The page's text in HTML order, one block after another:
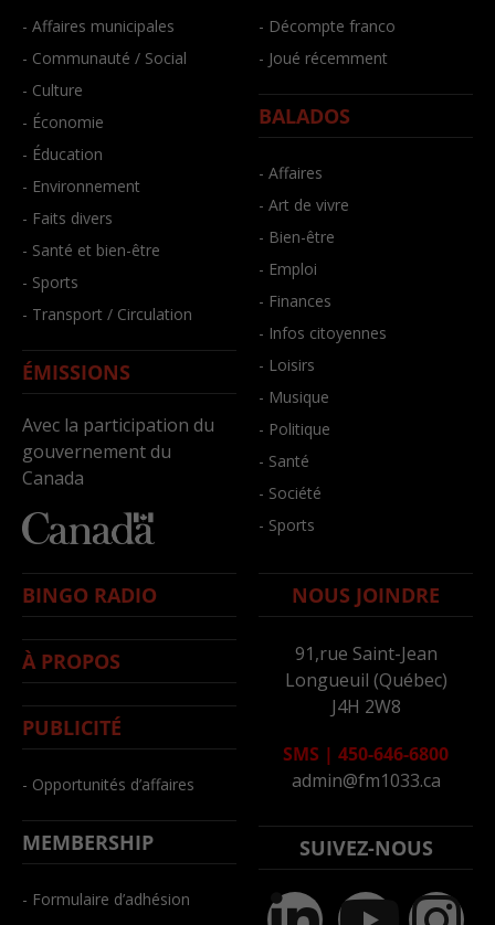
- Affaires municipales
- Communauté / Social
- Culture
- Économie
- Éducation
- Environnement
- Faits divers
- Santé et bien-être
- Sports
- Transport / Circulation
ÉMISSIONS
Avec la participation du
gouvernement du
Canada
- Décompte franco
- Joué récemment
BALADOS
- Affaires
- Art de vivre
- Bien-être
- Emploi
- Finances
- Infos citoyennes
- Loisirs
- Musique
- Politique
- Santé
- Société
- Sports
BINGO RADIO
À PROPOS
PUBLICITÉ
- Opportunités d’affaires
MEMBERSHIP
- Formulaire d’adhésion
NOUS JOINDRE
91,rue Saint-Jean
Longueuil (Québec)
J4H 2W8
SMS | 450-646-6800
admin@fm1033.ca
SUIVEZ-NOUS